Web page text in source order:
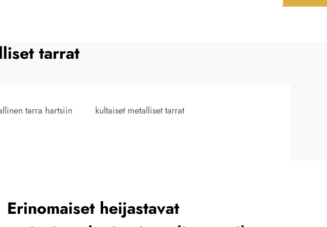
tarrat
tarra hartsiin
kultaiset metalliset tarrat
Erinomaiset heijastavat